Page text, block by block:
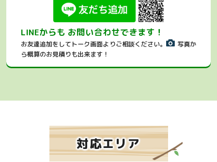
LINEからも お問い合わせできます！
お友達追加をしてトーク画面よりご相談ください。
写真か
ら概算のお見積りも出来ます！
対応エリア